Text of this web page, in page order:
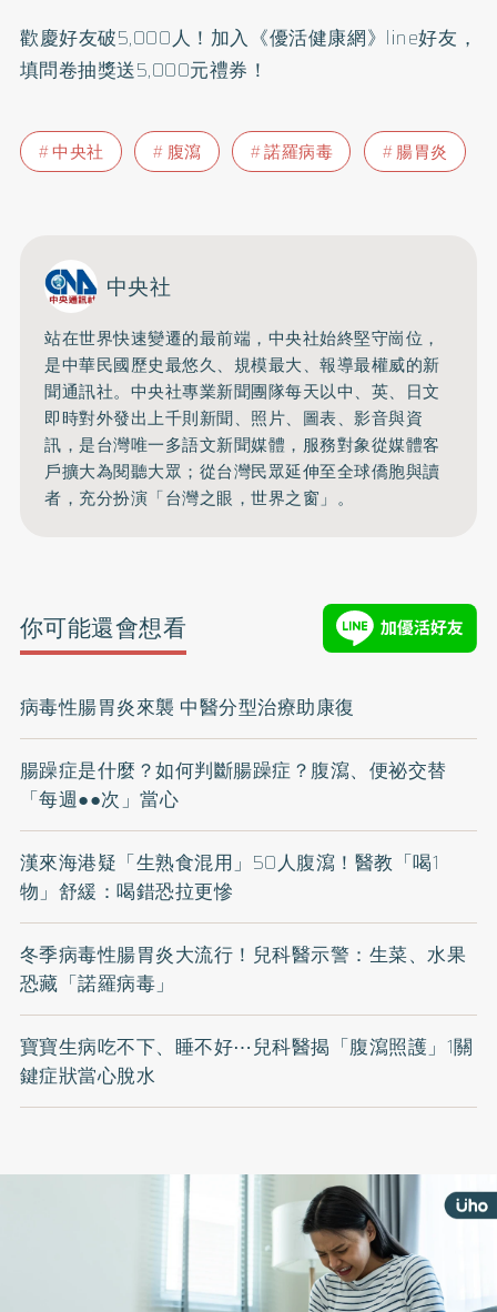
歡慶好友破5,000人！加入 《優活健康網》line好友 ，
填問卷抽獎送5,000元禮券！
中央社 腹瀉 諾羅病毒 腸胃炎
中央社
站在世界快速變遷的最前端，中央社始終堅守崗位，
是中華民國歷史最悠久、規模最大、報導最權威的新
聞通訊社。中央社專業新聞團隊每天以中、英、日文
即時對外發出上千則新聞、照片、圖表、影音與資
訊，是台灣唯一多語文新聞媒體，服務對象從媒體客
戶擴大為閱聽大眾；從台灣民眾延伸至全球僑胞與讀
者，充分扮演「台灣之眼，世界之窗」。
你可能還會想看
病毒性腸胃炎來襲 中醫分型治療助康復
腸躁症是什麼？如何判斷腸躁症？腹瀉、便祕交替
「每週●●次」當心
漢來海港疑「生熟食混用」50人腹瀉！醫教「喝1
物」舒緩：喝錯恐拉更慘
冬季病毒性腸胃炎大流行！兒科醫示警：生菜、水果
恐藏「諾羅病毒」
寶寶生病吃不下、睡不好⋯兒科醫揭「腹瀉照護」1關
鍵症狀當心脫水